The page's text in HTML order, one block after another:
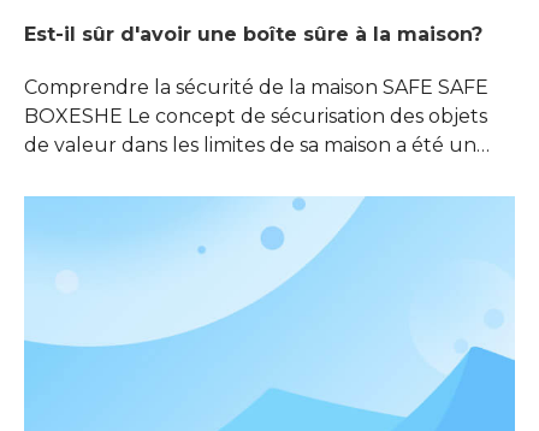
Est-il sûr d'avoir une boîte sûre à la maison?
Comprendre la sécurité de la maison SAFE SAFE
BOXESHE Le concept de sécurisation des objets
de valeur dans les limites de sa maison a été un
Avec l'augmentation des crimes de propriété et
des cambriolages, la question se pose: est-il sûr
d'avoir une boîte sûre à la maison? Cet article